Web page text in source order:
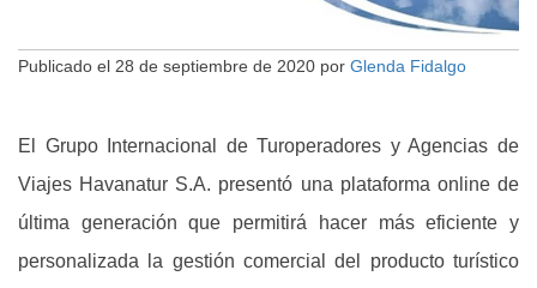
Publicado el 28 de septiembre de 2020 por Glenda Fidalgo
El Grupo Internacional de Turoperadores y Agencias de
Viajes Havanatur S.A. presentó una plataforma online de
última generación que permitirá hacer más eficiente y
personalizada la gestión comercial del producto turístico